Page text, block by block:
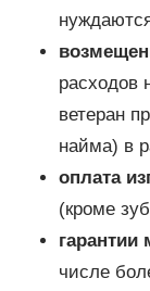
расходов
ветеран
найма) в
оплата
(кроме
гарантии
числе